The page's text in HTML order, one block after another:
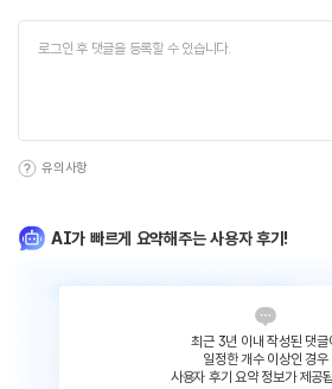
유의사항
AI가 빠르게 요약해주는 사용자 후기!
최근 3년 이내 작성된 댓글
일정한 개수 이상인 경우
사용자 후기 요약 정보가 제공